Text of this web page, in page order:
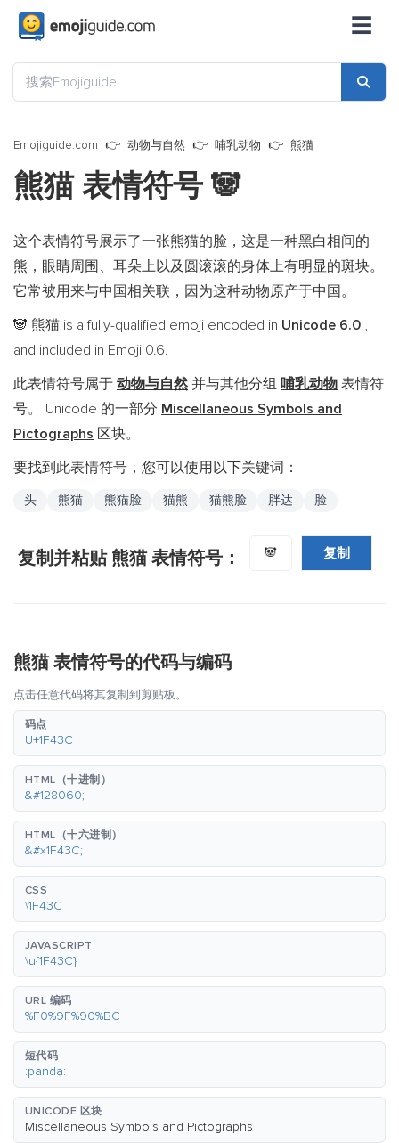
☰
Emojiguide.com 动物与自然 哺乳动物 熊猫
熊猫 表情符号 🐼
这个表情符号展示了一张熊猫的脸，这是一种黑白相间的
熊，眼睛周围、耳朵上以及圆滚滚的身体上有明显的斑块。
它常被用来与中国相关联，因为这种动物原产于中国。
🐼 熊猫 is a fully-qualified emoji encoded in Unicode 6.0 ,
and included in Emoji 0.6.
此表情符号属于 动物与自然 并与其他分组 哺乳动物 表情符
号。 Unicode 的一部分 Miscellaneous Symbols and
Pictographs 区块。
要找到此表情符号，您可以使用以下关键词：
头 熊猫 熊猫脸 猫熊 猫熊脸 胖达 脸
复制并粘贴 熊猫 表情符号： 🐼 复制
熊猫 表情符号的代码与编码
点击任意代码将其复制到剪贴板。
码点
U+1F43C
HTML（十进制）
&#128060;
HTML（十六进制）
&#x1F43C;
CSS
\1F43C
JAVASCRIPT
\u{1F43C}
URL 编码
%F0%9F%90%BC
短代码
:panda:
UNICODE 区块
Miscellaneous Symbols and Pictographs